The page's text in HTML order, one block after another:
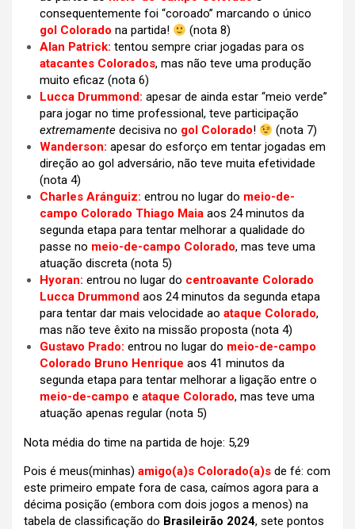
consequentemente foi “coroado” marcando o único
gol Colorado na partida!
(nota 8)
Alan Patrick: tentou sempre criar jogadas para os
atacantes Colorados, mas não teve uma produção
muito eficaz (nota 6)
Lucca Drummond: apesar de ainda estar “meio verde”
para jogar no time professional, teve participação
extremamente decisiva no gol Colorado!
(nota 7)
Wanderson: apesar do esforço em tentar jogadas em
direção ao gol adversário, não teve muita efetividade
(nota 4)
Charles Aránguiz: entrou no lugar do meio-de-
campo Colorado Thiago Maia aos 24 minutos da
segunda etapa para tentar melhorar a qualidade do
passe no meio-de-campo Colorado, mas teve uma
atuação discreta (nota 5)
Hyoran: entrou no lugar do centroavante Colorado
Lucca Drummond aos 24 minutos da segunda etapa
para tentar dar mais velocidade ao ataque Colorado,
mas não teve êxito na missão proposta (nota 4)
Gustavo Prado: entrou no lugar do meio-de-campo
Colorado Bruno Henrique aos 41 minutos da
segunda etapa para tentar melhorar a ligação entre o
meio-de-campo e ataque Colorado, mas teve uma
atuação apenas regular (nota 5)
Nota média do time na partida de hoje: 5,29
Pois é meus(minhas) amigo(a)s Colorado(a)s de fé: com
este primeiro empate fora de casa, caímos agora para a
décima posição (embora com dois jogos a menos) na
tabela de classificação do Brasileirão 2024, sete pontos